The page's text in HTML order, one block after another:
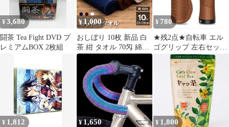
すい クリア ウォーター
ジャグ キャンプ ジャグ
漏れ防止
¥3,680
闘茶 Tea Fight DVD プ
レミアムBOX 2枚組
¥1,000
おしぼり 10枚 新品 白
茶 紺 タオル 70匁 綿
100% まとめ買い ホワ
イト ブラウン ネイビー
業務用 台ふき ぞうきん
ふきん おてふき ダスタ
ー キッチンタオル カフ
ェ バー ラウンジ スナ
ック クラブ
¥ 780
★残2点★自転車 エル
ゴグリップ 左右セット
茶 ハンドル交換
¥ 1,812 ¥1,650 ¥ 1,800